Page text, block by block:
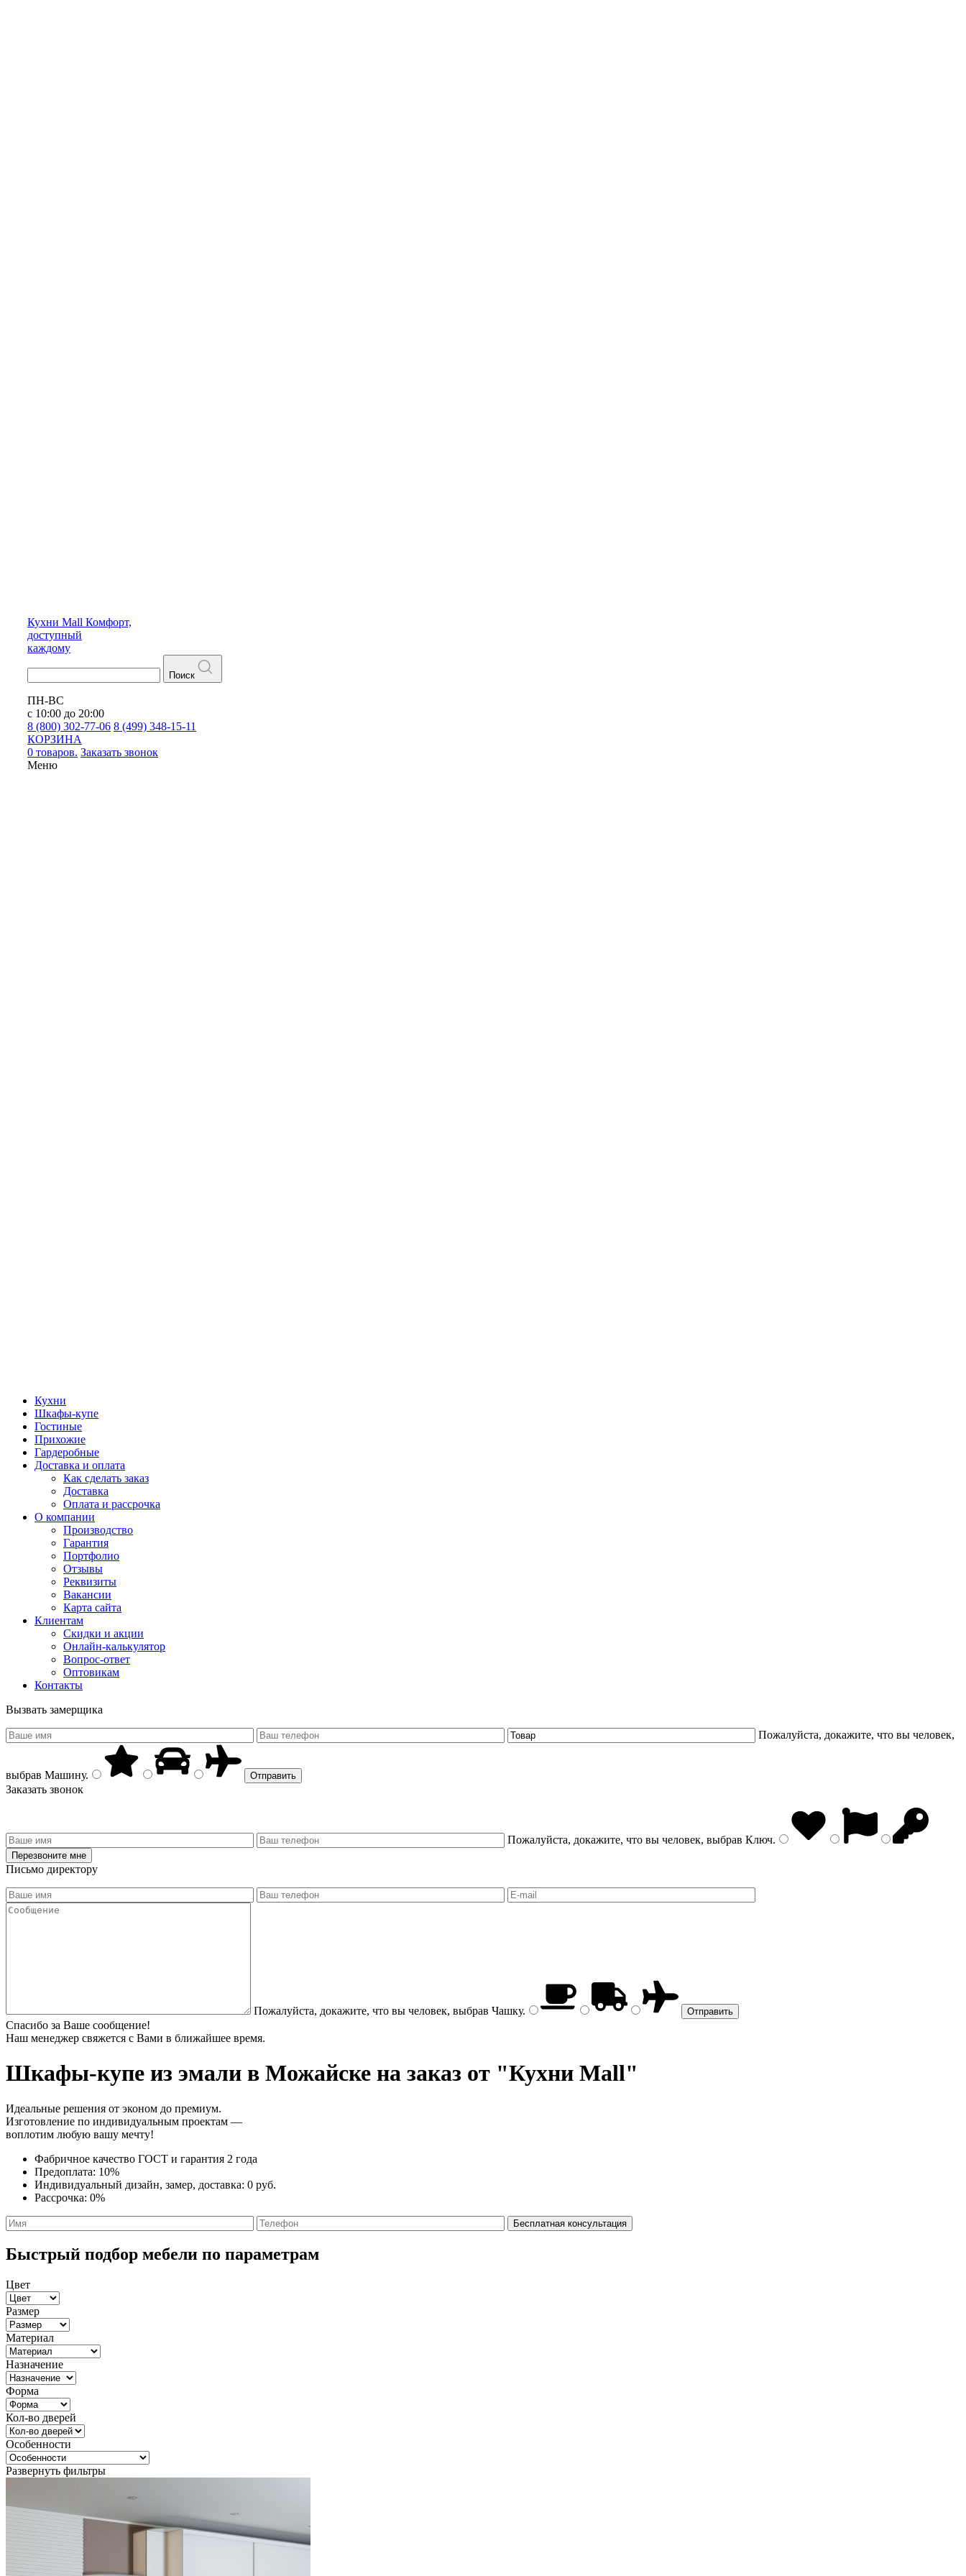
Кухни Mall Комфорт,
доступный
каждому
Поиск
ПН-ВС
с 10:00 до 20:00
8 (800) 302-77-06 8 (499) 348-15-11
КОРЗИНА
0 товаров. Заказать звонок
Меню
Кухни
Шкафы-купе
Гостиные
Прихожие
Гардеробные
Доставка и оплата
Как сделать заказ
Доставка
Оплата и рассрочка
О компании
Производство
Гарантия
Портфолио
Отзывы
Реквизиты
Вакансии
Карта сайта
Клиентам
Скидки и акции
Онлайн-калькулятор
Вопрос-ответ
Оптовикам
Контакты
Вызвать замерщика
Пожалуйста, докажите, что вы человек,
выбрав Машину.
Заказать звонок
Пожалуйста, докажите, что вы человек, выбрав Ключ.
Письмо директору
Пожалуйста, докажите, что вы человек, выбрав Чашку.
Спасибо за Ваше сообщение!
Наш менеджер свяжется с Вами в ближайшее время.
Шкафы-купе из эмали в Можайске на заказ от "Кухни Mall"
Идеальные решения от эконом до премиум.
Изготовление по индивидуальным проектам —
воплотим любую вашу мечту!
Фабричное качество ГОСТ и гарантия 2 года
Предоплата: 10%
Индивидуальный дизайн, замер, доставка: 0 руб.
Рассрочка: 0%
Быстрый подбор мебели по параметрам
Цвет
Размер
Материал
Назначение
Форма
Кол-во дверей
Особенности
Развернуть фильтры